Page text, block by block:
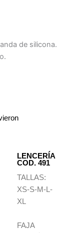
de silicona.
LENCERÍA
COD. 491
TALLAS:
XS-S-M-L-
XL
FAJA